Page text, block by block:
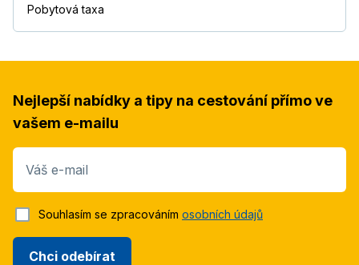
Pobytová taxa
Nejlepší nabídky a tipy na cestování přímo ve
vašem e-mailu
Váš e-mail
Chci odebírat
Souhlasím se zpracováním osobních údajů